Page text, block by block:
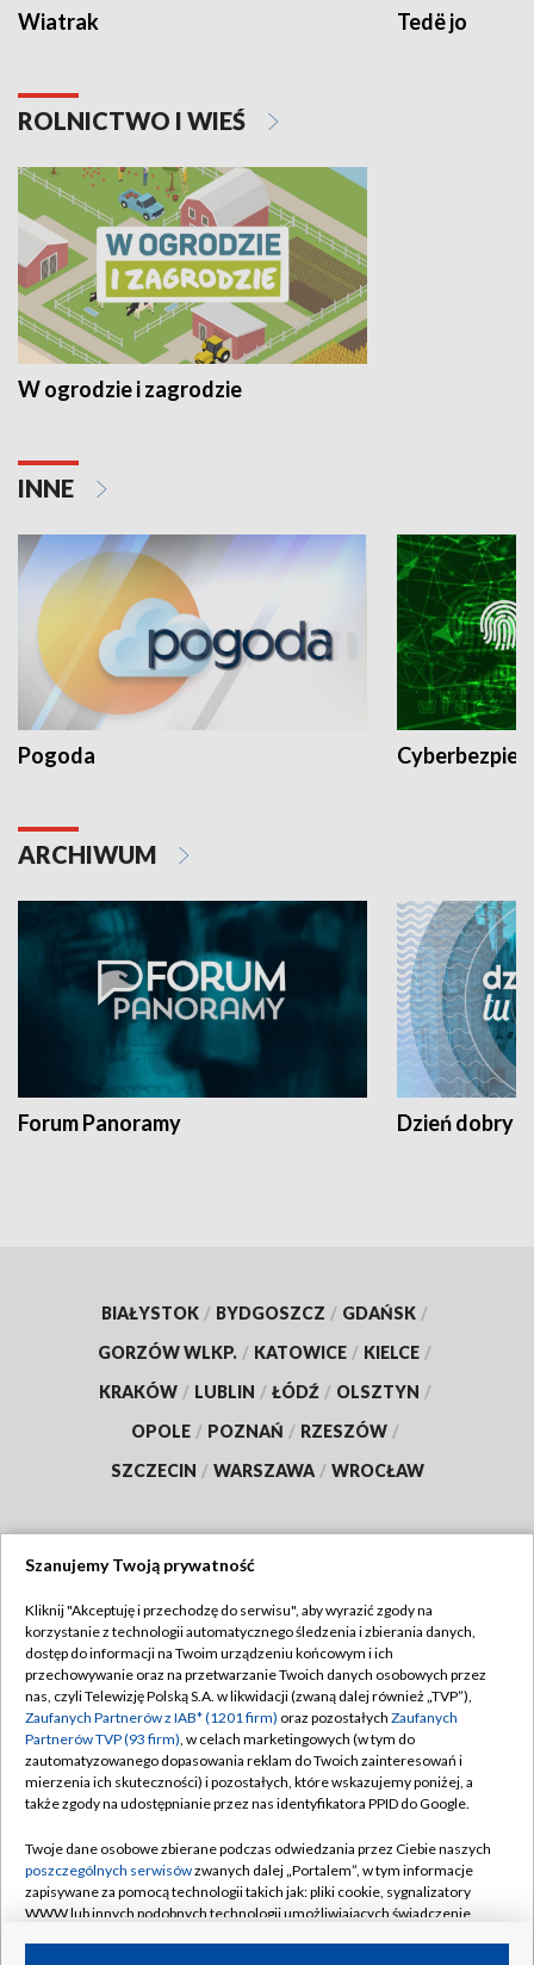
Wiatrak Tedë jo
ROLNICTWO I WIEŚ
W ogrodzie i zagrodzie
INNE
Pogoda
ARCHIWUM
Forum Panoramy Dzień dobry
BIAŁYSTOK / BYDGOSZCZ / GDAŃSK /
GORZÓW WLKP. / KATOWICE / KIELCE /
KRAKÓW / LUBLIN / ŁÓDŹ / OLSZTYN /
OPOLE / POZNAŃ / RZESZÓW /
SZCZECIN / WARSZAWA / WROCŁAW
TVP
Abonament TVP
Emisja w TVP
Centrum informacji TVP
Naziemna Telewizja Cyfrowa
Rada Programowa
System NOS
Informacje o nadawcy
Regulamin TVP
Polityka prywatności
Moje zgody
Pomoc
Kontakt
Kanały
Szanujemy Twoją prywatność
Kliknij "Akceptuję i przechodzę do serwisu", aby wyrazić zgody na
korzystanie z technologii automatycznego śledzenia i zbierania danych,
dostęp do informacji na Twoim urządzeniu końcowym i ich
przechowywanie oraz na przetwarzanie Twoich danych osobowych przez
nas, czyli Telewizję Polską S.A. w likwidacji (zwaną dalej również „TVP”),
Zaufanych Partnerów z IAB* (1201 firm) oraz pozostałych Zaufanych
Partnerów TVP (93 firm), w celach marketingowych (w tym do
zautomatyzowanego dopasowania reklam do Twoich zainteresowań i
mierzenia ich skuteczności) i pozostałych, które wskazujemy poniżej, a
także zgody na udostępnianie przez nas identyfikatora PPID do Google.
Twoje dane osobowe zbierane podczas odwiedzania przez Ciebie naszych
poszczególnych serwisówzwanych dalej „Portalem”, w tym informacje
zapisywane za pomocą technologii takich jak: pliki cookie, sygnalizatory
WWW lub innych podobnych technologii umożliwiających świadczenie